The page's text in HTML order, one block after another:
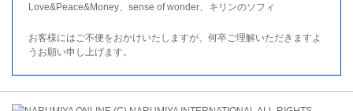
Love&Peace&Money、sense of wonder、キリンのソフィ
お客様にはご不便をおかけいたしますが、何卒ご理解いただきますよ
うお願い申し上げます。